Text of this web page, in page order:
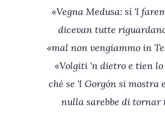
«Vegna Medusa: sì ‘l
dicevan tutte
«mal non vengiammo in
«Volgiti ‘n dietro e tien lo
ché se ‘l Gorgón si mostra
nulla sarebbe di tornar